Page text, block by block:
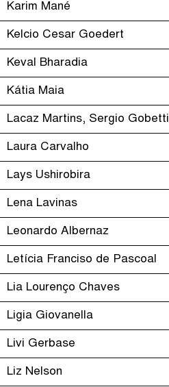
Karim Mané
Kelcio Cesar Goedert
Keval Bharadia
Kátia Maia
Lacaz Martins, Sergio Gobetti
Laura Carvalho
Lays Ushirobira
Lena Lavinas
Leonardo Albernaz
Letícia Franciso de Pascoal
Lia Lourenço Chaves
Ligia Giovanella
Livi Gerbase
Liz Nelson